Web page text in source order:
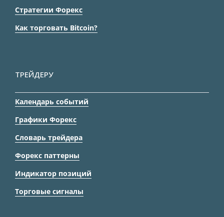
Стратегии Форекс
Как торговать Bitcoin?
ТРЕЙДЕРУ
Календарь событий
Графики Форекс
Словарь трейдера
Форекс паттерны
Индикатор позиций
Торговые сигналы